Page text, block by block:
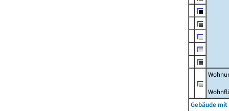
Gebäude